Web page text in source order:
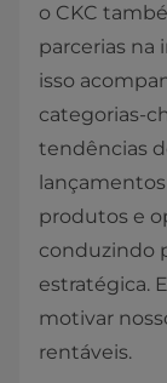
o CKC
parcerias na
isso
categorias-
tendências
produtos e
conduzindo
estratégica.
motivar
rentáveis.